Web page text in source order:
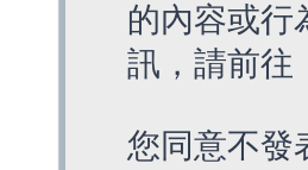
的內容或行
訊，請前往
您同意不發